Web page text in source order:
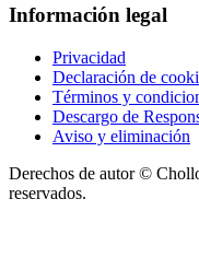
Información legal
Privacidad
Declaración de
Términos y
Descargo de
Aviso y eliminación
Derechos de autor ©
reservados.